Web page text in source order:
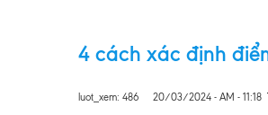
4 cách xác định
luot_xem: 486 20/03/2024 - AM - 11:18